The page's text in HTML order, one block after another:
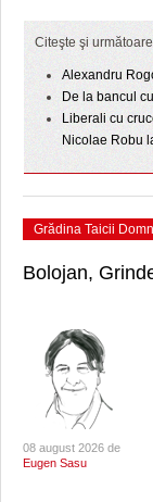
HARTA
LICEE,
SFATURI
Citeşte şi
Alexandru
De la bancul
Liberali cu
Nicolae Robu
Grădina Taicii
Bolojan,
08 august 2026 de
Eugen Sasu